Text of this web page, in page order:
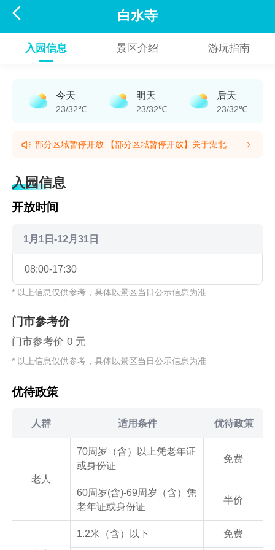
 白水寺
入园信息 景区介绍 游玩指南
今天
23/32℃
明天
23/32℃
后天
23/32℃
部分区域暂停开放 【部分区域暂停开放】关于湖北省
物局)批复同意，即日起拟对湖北省文物保护单位一白
规避文物受损风险，施工期间白水寺风景区内白水寺古
如下:暂停开放时间自2026年6月10日起至白水寺修缮
工程完工，预计时长4个月。恢复开放时间另行发布。
6729639咨询。二、暂停开放范围景区内白水寺古建筑
群及周边施工影响范围，含天王殿、大雄宝殿、娘娘
殿、兵器殿、刘秀殿、白水井、龙井亭等文物古建筑本
期间，白水寺古建筑群及其周边区域实行封闭式管理，
围挡范围内严禁无关人员擅自进入、逗留、攀爬。请广
大游客及周边居民自觉遵守相关规定，远离施工区域，
保障自身人身安全。2.白水寺风景区内除白水寺古建筑
客，在白水寺古建筑群修缮期间，进入白水寺风景区参
干预”原则，严格按照省级文物部门批复同意的方案实
此公告。枣阳白水寺风景区服务中心2026年6月9日(提
示有效期2026/6/10至2026/10/31)
公告尊敬的各位游客、社会各界朋友:经省文旅厅(省文
水寺古建筑群进行保护性修缮。为保障工程施工安全、
建筑群及其周边范围暂停对外开放。现将相关事宜公告
如有疑问，可拨打白水寺风景区服务热线0710-
6729639咨询。二、暂停开放范围景区内白水寺古建筑
群及周边施工影响范围，含天王殿、大雄宝殿、娘娘
体及附属院落、景观等施工区域。三、温馨提示1.施工
期间，白水寺古建筑群及其周边区域实行封闭式管理，
大游客及周边居民自觉遵守相关规定，远离施工区域，
群施工范围外，其他区域正常对外开放。为回馈广大游
元/人。本次白水寺古建筑群修缮遵循“修旧如旧、最小
施。修缮期间给各位游客出行带来不便，敬请谅解!特
此公告。枣阳白水寺风景区服务中心2026年6月9日(提
示有效期2026/6/10至2026/10/31)
入园信息
开放时间
1月1日-12月31日
08:00-17:30
* 以上信息仅供参考，具体以景区当日公示信息为准
门市参考价
门市参考价 0 元
* 以上信息仅供参考，具体以景区当日公示信息为准
优待政策
人群 适用条件 优待政策
老人
70周岁（含）以上凭老年证
或身份证
免费
60周岁(含)-69周岁（含）凭
老年证或身份证
半价
1.2米（含）以下 免费